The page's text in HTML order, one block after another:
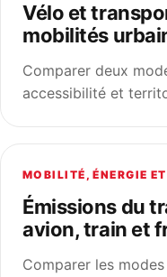
Vélo et
mobilités
Comparer deux
accessibilité et
MOBILITÉ, ÉNERGIE
Émissions du
avion, train et
Comparer les